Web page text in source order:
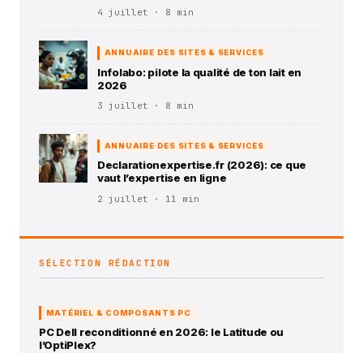
4 juillet · 8 min
ANNUAIRE DES SITES & SERVICES
Infolabo: pilote la qualité de ton lait en
2026
3 juillet · 8 min
ANNUAIRE DES SITES & SERVICES
Declarationexpertise.fr (2026): ce que
vaut l’expertise en ligne
2 juillet · 11 min
SÉLECTION RÉDACTION
MATÉRIEL & COMPOSANTS PC
PC Dell reconditionné en 2026: le Latitude ou
l’OptiPlex?